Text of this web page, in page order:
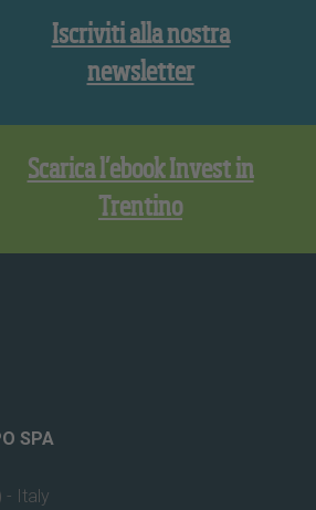
Iscriviti alla nostra
newsletter
Scarica l’ebook Invest in
Trentino
SPA
- Italy